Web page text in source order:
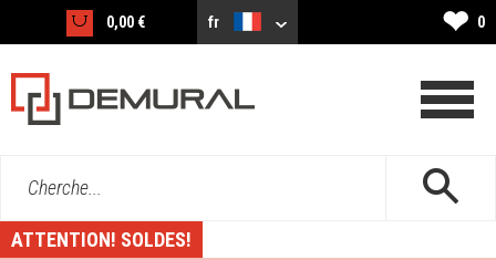
0,00 € fr ❤ 0
Cherche...
ATTENTION! SOLDES!